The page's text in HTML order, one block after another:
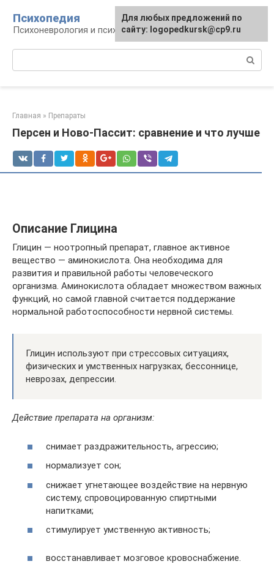
контенту
Психопедия
Психоневрология и психиатрия
Главная » Препараты
Персен и Ново-Пассит: сравнение и что лучше
Описание Глицина
Глицин — ноотропный препарат, главное активное
вещество — аминокислота. Она необходима для
развития и правильной работы человеческого
организма. Аминокислота обладает множеством важных
функций, но самой главной считается поддержание
нормальной работоспособности нервной системы.
Глицин используют при стрессовых ситуациях,
физических и умственных нагрузках, бессоннице,
неврозах, депрессии.
Действие препарата на организм:
снимает раздражительность, агрессию;
нормализует сон;
снижает угнетающее воздействие на нервную
систему, спровоцированную спиртными
напитками;
стимулирует умственную активность;
восстанавливает мозговое кровоснабжение.
Для любых предложений по
сайту: logopedkursk@cp9.ru